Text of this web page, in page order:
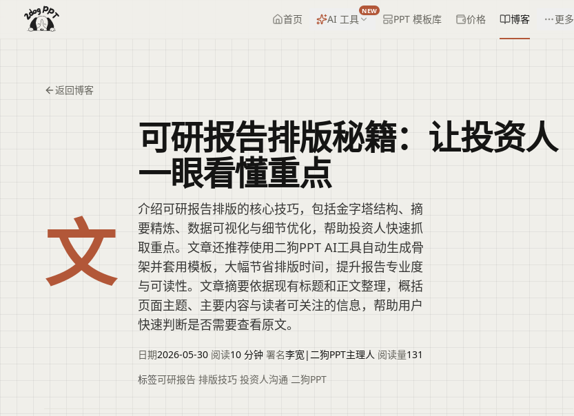
首页 AI 工具
NEW
PPT 模板库 价格 博客 更多
返回博客
文
可研报告排版秘籍：让投资人
一眼看懂重点
介绍可研报告排版的核心技巧，包括金字塔结构、摘
要精炼、数据可视化与细节优化，帮助投资人快速抓
取重点。文章还推荐使用二狗PPT AI工具自动生成骨
架并套用模板，大幅节省排版时间，提升报告专业度
与可读性。文章摘要依据现有标题和正文整理，概括
页面主题、主要内容与读者可关注的信息，帮助用户
快速判断是否需要查看原文。
日期2026-05-30 阅读10 分钟 署名李宽|二狗PPT主理人 阅读量131
标签可研报告 排版技巧 投资人沟通 二狗PPT